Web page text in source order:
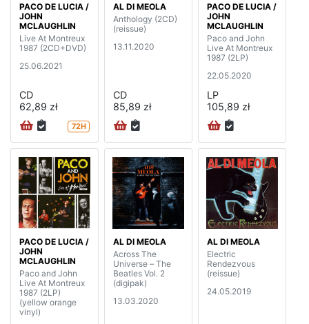
PACO DE LUCIA /
JOHN
MCLAUGHLIN
Live At Montreux
1987 (2CD+DVD)
25.06.2021
CD
62,89 zł
72H
AL DI MEOLA
Anthology (2CD)
(reissue)
13.11.2020
CD
85,89 zł
PACO DE LUCIA /
JOHN
MCLAUGHLIN
Paco and John
Live At Montreux
1987 (2LP)
22.05.2020
LP
105,89 zł
PACO DE LUCIA /
JOHN
MCLAUGHLIN
Paco and John
Live At Montreux
1987 (2LP)
(yellow orange
vinyl)
AL DI MEOLA
Across The
Universe – The
Beatles Vol. 2
(digipak)
13.03.2020
AL DI MEOLA
Electric
Rendezvous
(reissue)
24.05.2019